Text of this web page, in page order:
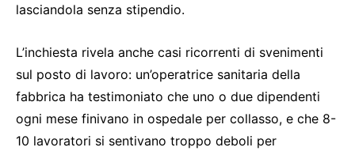
lasciandola senza stipendio.
L’inchiesta rivela anche casi ricorrenti di svenimenti
sul posto di lavoro: un’operatrice sanitaria della
fabbrica ha testimoniato che uno o due dipendenti
ogni mese finivano in ospedale per collasso, e che 8-
10 lavoratori si sentivano troppo deboli per